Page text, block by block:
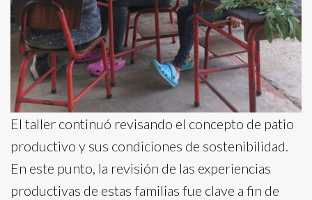
El taller continuó revisando el concepto de patio
productivo y sus condiciones de sostenibilidad.
En este punto, la revisión de las experiencias
productivas de estas familias fue clave a fin de